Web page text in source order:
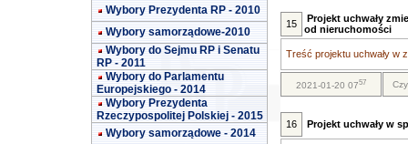
Wybory Prezydenta RP - 2010
Wybory samorządowe-2010
Wybory do Sejmu RP i Senatu
RP - 2011
Wybory do Parlamentu
Europejskiego - 2014
Wybory Prezydenta
Rzeczypospolitej Polskiej - 2015
Wybory samorządowe - 2014
15
Projekt uchwały
od nieruchomości
Treść projektu uchwały w
2021-01-20 0757
16 Projekt uchwały w